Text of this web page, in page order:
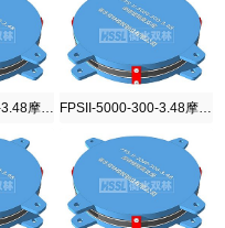
FPSII-6000-300-3.48摩擦摆隔震支座